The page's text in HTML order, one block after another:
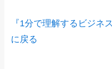
『1分で理解するビジネ
に戻る